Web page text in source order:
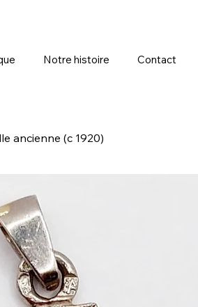
Notre histoire Contact
ancienne (c 1920)